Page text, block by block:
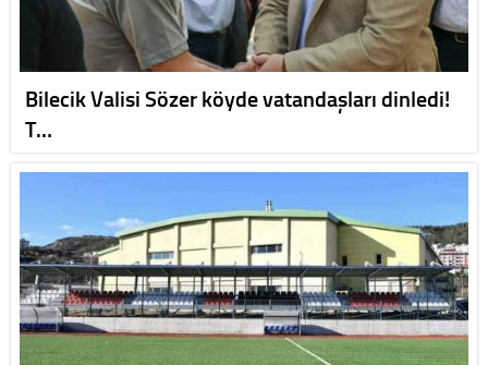
Bilecik Valisi Sözer köyde vatandaşları dinledi!
T…